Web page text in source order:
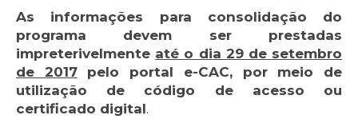
As informações para consolidação do
programa devem ser prestadas
impreterivelmente até o dia 29 de setembro
de 2017pelo portal e-CAC, por meio de
utilização de código de acesso ou
certificado digital.